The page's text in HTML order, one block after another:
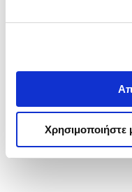
Χρησιμοποιήστε